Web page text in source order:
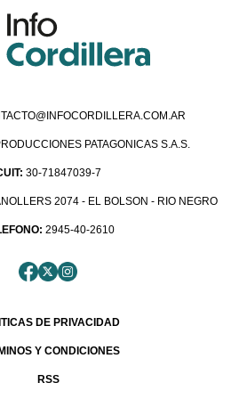
PATAGONICAS S.A.S.
30-71847039-7
2074 - EL BOLSON - RIO NEGRO
2945-40-2610
DE PRIVACIDAD
Y CONDICIONES
RSS